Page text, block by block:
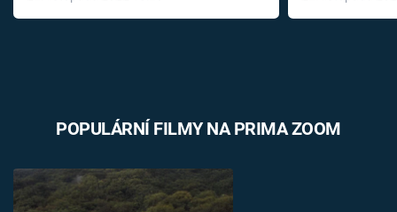
POPULÁRNÍ FILMY NA PRIMA ZOOM